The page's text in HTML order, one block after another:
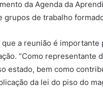
da Agenda da
grupos de trabalho
que a reunião é
“Como representante
estado, bem como
da lei do piso do